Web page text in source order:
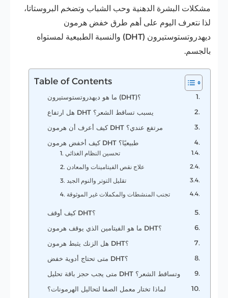
مشكلات البشرة الدهنية وحب الشباب وتضخم البروستاتا،
لذا نتعرف اليوم على أهم طرق خفض هرمون
ديهدروتستوستيرون (DHT) والنسبة الطبيعية لمستواه
بالجسم.
Table of Contents
ما هو ديهدروتستوستيرون (DHT)؟
هل ارتفاع DHT يسبب تساقط الشعر؟
كيف أعرف أن هرمون DHT مرتفع عندي؟
كيف أخفض هرمون DHT طبيعيًا؟
1. تحسين النظام الغذائي
2. علاج نقص الفيتامينات والمعادن
3. تقليل التوتر والنوم الجيد
4. تجنب المنشطات والمكملات غير الموثوقة
كيف أوقف DHT؟
ما هو الفيتامين الذي يوقف هرمون DHT؟
هل الزنك يثبط هرمون DHT؟
متى تحتاج أدوية خفض DHT؟
متى يجب حجز باقة تحليل DHT وتساقط الشعر؟
لماذا تختار معمل الصفا لتحاليل الهرمونات؟